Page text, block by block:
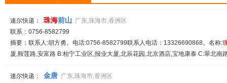
速尔快递： 珠海前山 广东,珠海市,香洲区
联系：0756-8582799
摘要：联系人:胡方勇。电话:0756-8582799联系人电话：13326690868。名称:
厦,鞍莲路,安富路 B:柏宁工业区,报业大厦,北辰花园,北京酒店,宝地康泰 C:翠北南
速尔快递： 金唐 广东,珠海市,香洲区